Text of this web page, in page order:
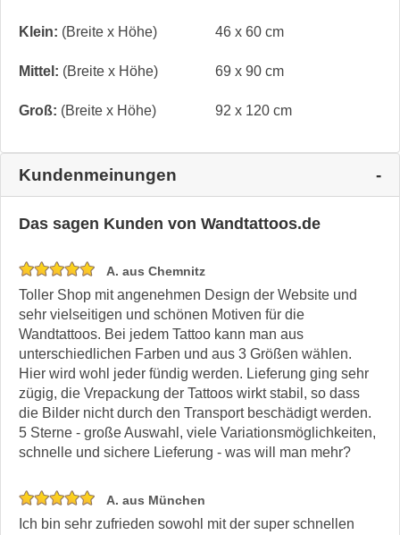
Klein: (Breite x Höhe) 46 x 60 cm
Mittel: (Breite x Höhe) 69 x 90 cm
Groß: (Breite x Höhe) 92 x 120 cm
Kundenmeinungen
Das sagen Kunden von Wandtattoos.de
A. aus Chemnitz
Toller Shop mit angenehmen Design der Website und
sehr vielseitigen und schönen Motiven für die
Wandtattoos. Bei jedem Tattoo kann man aus
unterschiedlichen Farben und aus 3 Größen wählen.
Hier wird wohl jeder fündig werden. Lieferung ging sehr
zügig, die Vrepackung der Tattoos wirkt stabil, so dass
die Bilder nicht durch den Transport beschädigt werden.
5 Sterne - große Auswahl, viele Variationsmöglichkeiten,
schnelle und sichere Lieferung - was will man mehr?
A. aus München
Ich bin sehr zufrieden sowohl mit der super schnellen